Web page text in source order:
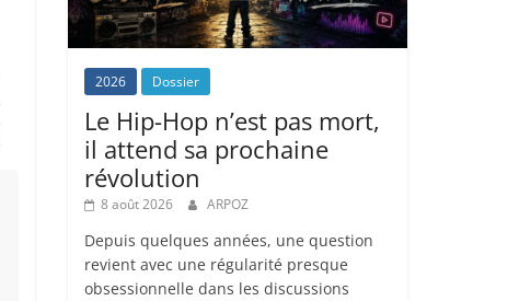
2026 Dossier
Le Hip-Hop n’est pas mort,
il attend sa prochaine
révolution
8 août 2026 ARPOZ
Depuis quelques années, une question
revient avec une régularité presque
obsessionnelle dans les discussions